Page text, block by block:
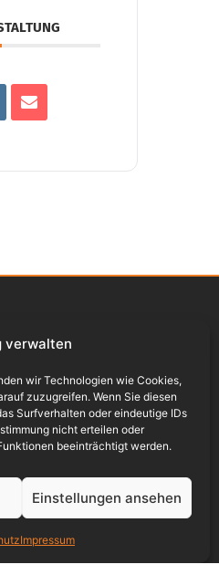
verwalten
wir Technologien wie Cookies,
zuzugreifen. Wenn Sie diesen
Surfverhalten oder eindeutige IDs
nicht erteilen oder
beeinträchtigt werden.
Einstellungen ansehen
Impressum
Stoffe)
Stoffe)
Kraftverkehr,